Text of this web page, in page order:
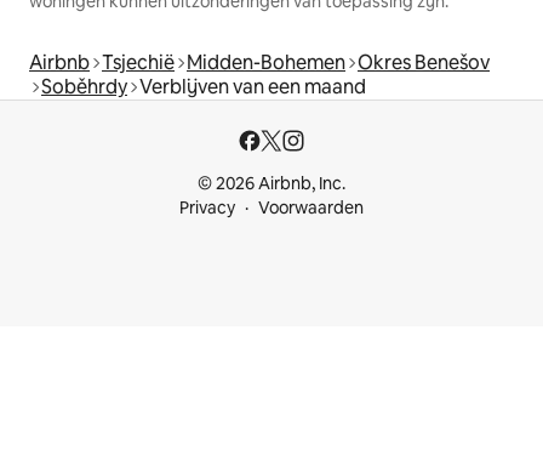
Airbnb Tsjechië Midden-Bohemen Okres Benešov
Soběhrdy Verblijven van een maand
© 2026 Airbnb, Inc.
Privacy
Voorwaarden